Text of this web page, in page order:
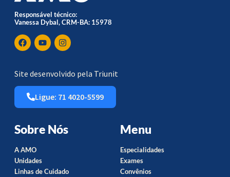
Responsável técnico:
Vanessa Dybal, CRM-BA: 15978
Site desenvolvido pela Triunit
Ligue: 71 4020-5599
Sobre Nós
A AMO
Unidades
Linhas de Cuidado
Menu
Especialidades
Exames
Convênios